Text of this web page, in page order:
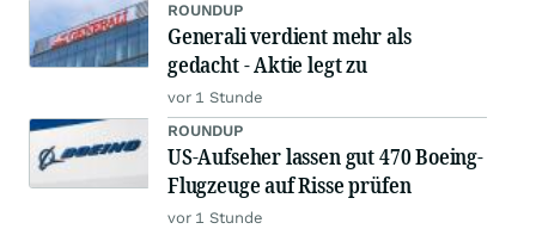
ROUNDUP
Generali verdient mehr als
gedacht - Aktie legt zu
vor 1 Stunde
ROUNDUP
US-Aufseher lassen gut 470 Boeing-
Flugzeuge auf Risse prüfen
vor 1 Stunde